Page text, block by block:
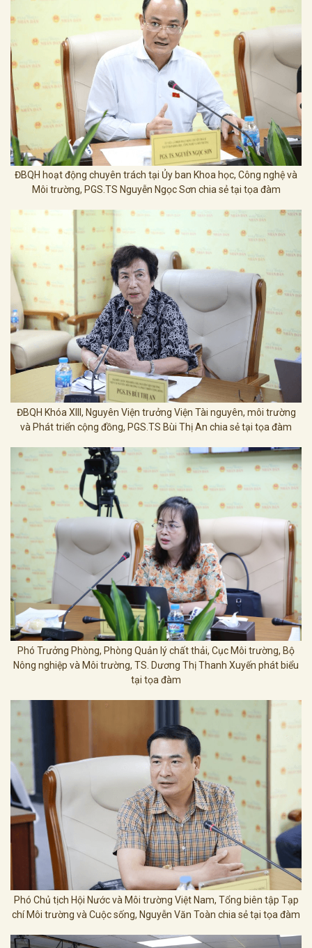
ĐBQH hoạt động chuyên trách tại Ủy ban Khoa học, Công nghệ và
Môi trường, PGS.TS Nguyễn Ngọc Sơn chia sẻ tại tọa đàm
ĐBQH Khóa XIII, Nguyên Viện trưởng Viện Tài nguyên, môi trường
và Phát triển cộng đồng, PGS.TS Bùi Thị An chia sẻ tại tọa đàm
Phó Trưởng Phòng, Phòng Quản lý chất thải, Cục Môi trường, Bộ
Nông nghiệp và Môi trường, TS. Dương Thị Thanh Xuyến phát biểu
tại tọa đàm
Phó Chủ tịch Hội Nước và Môi trường Việt Nam, Tổng biên tập Tạp
chí Môi trường và Cuộc sống, Nguyễn Văn Toàn chia sẻ tại tọa đàm